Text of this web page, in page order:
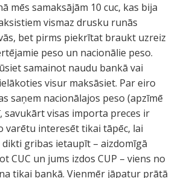
samaksājām 10 cuc, kas bija
vismaz drusku runās
bet pirms piekrītat braukt uzreiz
peso un nacionālie peso.
samainot naudu bankā vai
visur maksāsiet. Par eiro
saņem nacionālajos peso (apzīmē
savukārt visas importa preces ir
varētu interesēt tikai tāpēc, lai
gribas ietaupīt – aizdomīgā
un jums izdos CUP – viens no
tikai bankā. Vienmēr jāpatur prātā